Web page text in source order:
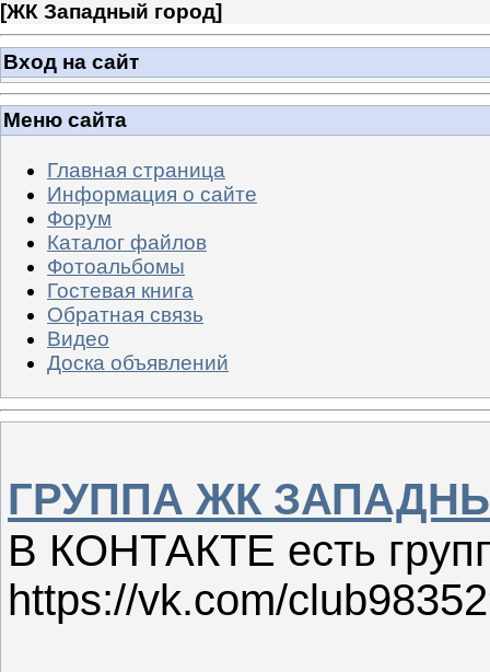
[ЖК Западный город]
Вход на сайт
Меню сайта
Главная страница
Информация о сайте
Форум
Каталог файлов
Фотоальбомы
Гостевая книга
Обратная связь
Видео
Доска объявлений
ГРУППА ЖК
В КОНТАКТЕ есть
https://vk.com/